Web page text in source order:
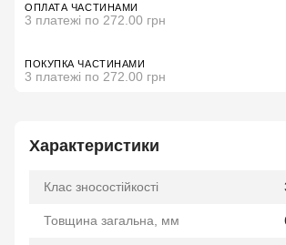
ОПЛАТА ЧАСТИНАМИ
3 платежі по 272.00 грн
ПОКУПКА ЧАСТИНАМИ
3 платежі по 272.00 грн
Характеристики
Клас зносостійкості
Товщина загальна, мм